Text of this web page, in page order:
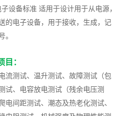
设备标准 适用于设计用于从电源，
的电子设备，用于接收，生成，记
。
：
流测试、温升测试、故障测试（包
试、电容放电测试（残余电压测
电间距测试、潮态及热老化测试、